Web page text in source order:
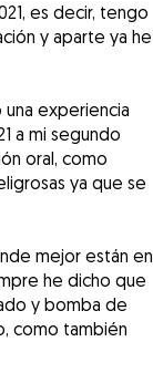
es decir, tengo
y aparte ya he
experiencia
a mi segundo
oral, como
ya que se
mejor están en
he dicho que
y bomba de
como también